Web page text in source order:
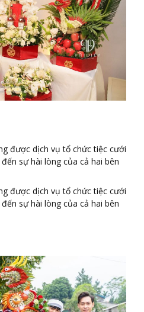
được dịch vụ tổ chức tiệc cưới
sự hài lòng của cả hai bên
được dịch vụ tổ chức tiệc cưới
sự hài lòng của cả hai bên